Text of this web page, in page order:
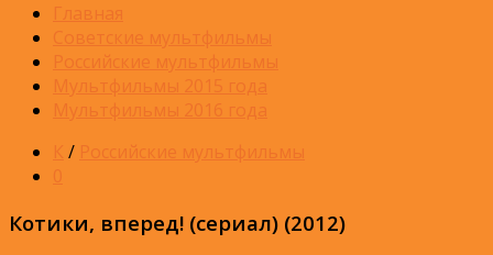
Главная
Советские мультфильмы
Российские мультфильмы
Мультфильмы 2015 года
Мультфильмы 2016 года
К / Российские мультфильмы
0
Котики, вперед! (сериал) (2012)